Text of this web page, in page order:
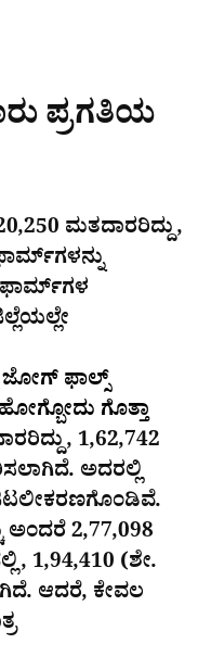
ಪ್ರಗತಿಯ
ಮತದಾರರಿದ್ದು,
ಫಾರ್ಮ್‌ಗಳ
ಫಾಲ್ಸ್​
ಗೊತ್ತಾ
1,62,742
ಅದರಲ್ಲಿ
ಅಂದರೆ 2,77,098
1,94,410 (ಶೇ.
ಆದರೆ, ಕೇವಲ